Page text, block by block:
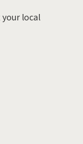
local